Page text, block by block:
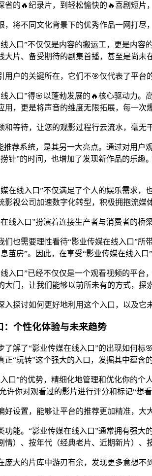
省的🔥纪录片，到轻松愉快的🔥喜剧短片
，将不同文化背景下的优秀作品一网打尽
入口”不仅仅是内容的搬运工，更是内
大片、备受期待的剧集首播，甚至是尚未
用户的关键所在，它们不🎯仅代表了平台
入口”得🌸以蓬勃发展的🔥核心驱动力
用，更是将声音的维度无限拓展，每一次
和等待，让您的观影过程行云流水，毫无
推荐系统，是其另一大亮点。通过对用
针”的时间，也增加了发现新作品的乐
在线入口”不仅满足了个人的娱乐需求
影视公司加速数字化转型，积极拥抱流媒
线入口”扮演着连接生产者与消费者的桥
们也需要理性看待“影业传媒在线入口”
茧房”。因此，在享受“影业传媒在线入
入口”已经不仅仅是一个观看视频的平
大门，让我们能够以前所未有的方式，探
入探讨如何更好地利用这个入口，以及它
：个性化体验与未来趋势
了解了“影业传媒在线入口”的出现如何
正“玩转”这个强大的入口，发掘其中蕴含
口”的优势，精细化地管理和优化你的
许你对观看过的影片进行评分和标记“想
好设置，能够让平台的推荐更加精准，大
功能。“影业传媒在线入口”通常拥有强
情）、按年代（经典老片、近期新片）、
庞大的片库中游刃有余，发现更多意想不